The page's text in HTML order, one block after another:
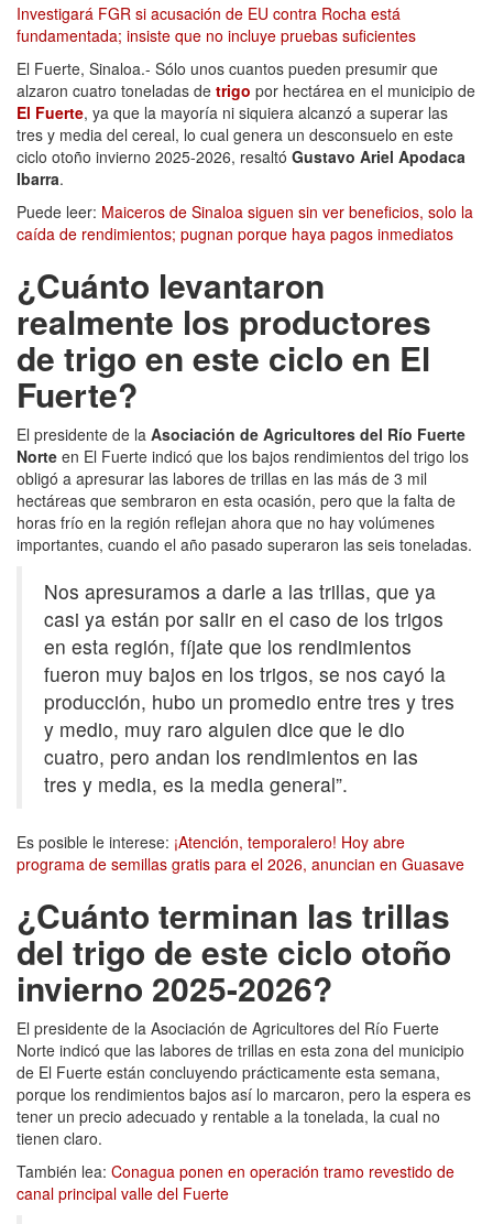
Investigará FGR si acusación de EU contra Rocha está
fundamentada; insiste que no incluye pruebas suficientes
El Fuerte, Sinaloa.- Sólo unos cuantos pueden presumir que
alzaron cuatro toneladas de trigo por hectárea en el municipio de
El Fuerte, ya que la mayoría ni siquiera alcanzó a superar las
tres y media del cereal, lo cual genera un desconsuelo en este
ciclo otoño invierno 2025-2026, resaltó Gustavo Ariel Apodaca
Ibarra.
Puede leer: Maiceros de Sinaloa siguen sin ver beneficios, solo la
caída de rendimientos; pugnan porque haya pagos inmediatos
¿Cuánto levantaron
realmente los productores
de trigo en este ciclo en El
Fuerte?
El presidente de la Asociación de Agricultores del Río Fuerte
Norte en El Fuerte indicó que los bajos rendimientos del trigo los
obligó a apresurar las labores de trillas en las más de 3 mil
hectáreas que sembraron en esta ocasión, pero que la falta de
horas frío en la región reflejan ahora que no hay volúmenes
importantes, cuando el año pasado superaron las seis toneladas.
Nos apresuramos a darle a las trillas, que ya
casi ya están por salir en el caso de los trigos
en esta región, fíjate que los rendimientos
fueron muy bajos en los trigos, se nos cayó la
producción, hubo un promedio entre tres y tres
y medio, muy raro alguien dice que le dio
cuatro, pero andan los rendimientos en las
tres y media, es la media general”.
Es posible le interese: ¡Atención, temporalero! Hoy abre
programa de semillas gratis para el 2026, anuncian en Guasave
¿Cuánto terminan las trillas
del trigo de este ciclo otoño
invierno 2025-2026?
El presidente de la Asociación de Agricultores del Río Fuerte
Norte indicó que las labores de trillas en esta zona del municipio
de El Fuerte están concluyendo prácticamente esta semana,
porque los rendimientos bajos así lo marcaron, pero la espera es
tener un precio adecuado y rentable a la tonelada, la cual no
tienen claro.
También lea: Conagua ponen en operación tramo revestido de
canal principal valle del Fuerte